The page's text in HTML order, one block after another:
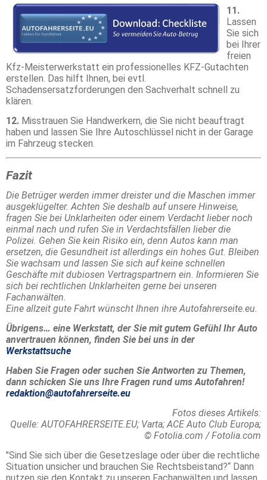
11.
Lassen
Sie sich
bei Ihrer
freien
Kfz-Meisterwerkstatt ein professionelles KFZ-Gutachten
erstellen. Das hilft Ihnen, bei evtl.
Schadensersatzforderungen den Sachverhalt schnell zu
klären.
12. Misstrauen Sie Handwerkern, die Sie nicht beauftragt
haben und lassen Sie Ihre Autoschlüssel nicht in der Garage
im Fahrzeug stecken.
Fazit
Die Betrüger werden immer dreister und die Maschen immer
ausgeklügelter. Achten Sie deshalb auf unsere Hinweise,
fragen Sie bei Unklarheiten oder einem Verdacht lieber noch
einmal nach und rufen Sie in Verdachtsfällen lieber die
Polizei. Gehen Sie kein Risiko ein, denn Autos kann man
ersetzen, die Gesundheit ist allerdings ein hohes Gut. Bleiben
Sie wachsam und lassen Sie sich auf keine schnellen
Geschäfte mit dubiosen Vertragspartnern ein. Informieren Sie
sich bei rechtlichen Unklarheiten gerne bei unseren
Fachanwälten.
Eine allzeit gute Fahrt wünscht Ihnen ihre Autofahrerseite.eu.
Übrigens… eine Werkstatt, der Sie mit gutem Gefühl Ihr Auto
anvertrauen können, finden Sie bei uns in der
Werkstattsuche
Haben Sie Fragen oder suchen Sie Antworten zu Themen,
dann schicken Sie uns Ihre Fragen rund ums Autofahren!
redaktion@autofahrerseite.eu
Fotos dieses Artikels:
Quelle: AUTOFAHRERSEITE.EU; Varta;ACE Auto Club Europa;
© Fotolia.com / Fotolia.com
"Sind Sie sich über die Gesetzeslage oder über die rechtliche
Situation unsicher und brauchen Sie Rechtsbeistand?“ Dann